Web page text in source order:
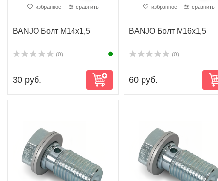
избранное сравнить
BANJO Болт M14x1,5
(0)
30 руб.
избранное сравнить
BANJO Болт M16x1,5
(0)
60 руб.